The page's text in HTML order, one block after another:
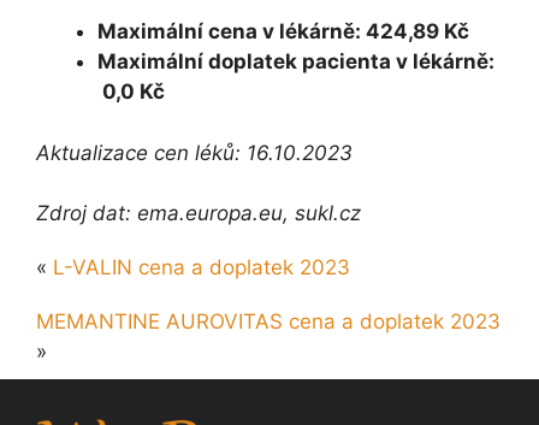
Maximální cena v lékárně: 424,89 Kč
Maximální doplatek pacienta v lékárně:
0,0 Kč
Aktualizace cen léků: 16.10.2023
Zdroj dat: ema.europa.eu, sukl.cz
« L-VALIN cena a doplatek 2023
MEMANTINE AUROVITAS cena a doplatek 2023
»